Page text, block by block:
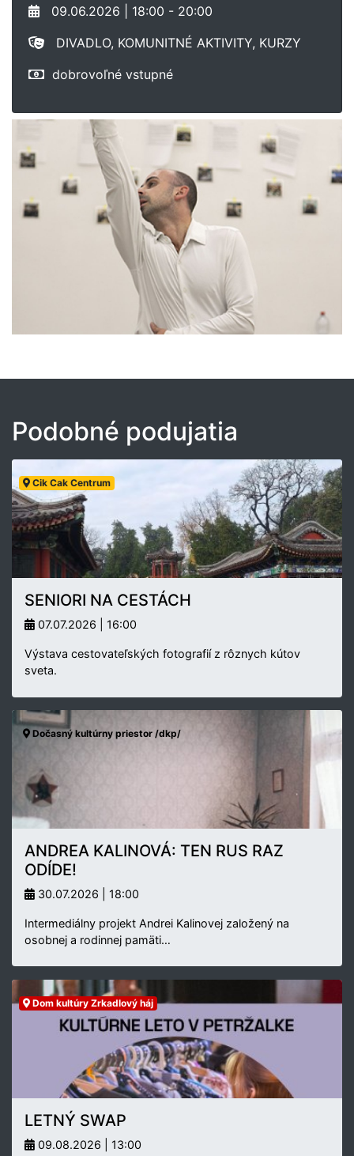
09.06.2026 | 18:00 - 20:00
DIVADLO, KOMUNITNÉ AKTIVITY, KURZY
dobrovoľné vstupné
Podobné podujatia
Cik Cak Centrum
SENIORI NA CESTÁCH
07.07.2026 | 16:00
Výstava cestovateľských fotografií z rôznych kútov
sveta.
Dočasný kultúrny priestor /dkp/
ANDREA KALINOVÁ: TEN RUS RAZ
ODÍDE!
30.07.2026 | 18:00
Intermediálny projekt Andrei Kalinovej založený na
osobnej a rodinnej pamäti…
Dom kultúry Zrkadlový háj
LETNÝ SWAP
09.08.2026 | 13:00